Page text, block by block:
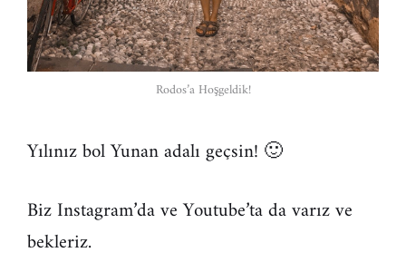
Rodos’a Hoşgeldik!
Yılınız bol Yunan adalı geçsin! 🙂
Biz Instagram’da ve Youtube’ta da varız ve
bekleriz.